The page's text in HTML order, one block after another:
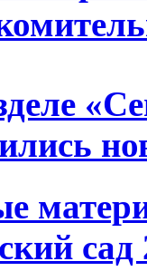
сад